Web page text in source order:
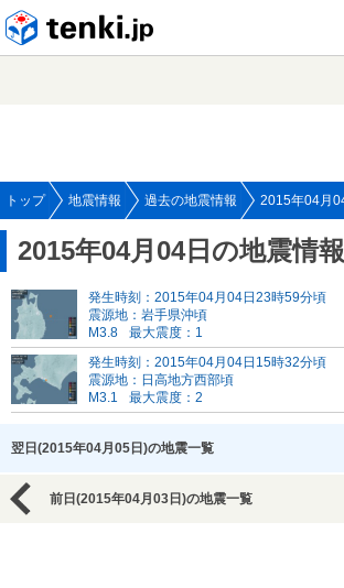
トップ 地震情報 過去の地震情報 2015年04月
2015年04月04日の地震情報
発生時刻：2015年04月04日23時59分頃
震源地：岩手県沖頃
M3.8
最大震度：1
発生時刻：2015年04月04日15時32分頃
震源地：日高地方西部頃
M3.1
最大震度：2
翌日(2015年04月05日)の地震一覧
前日(2015年04月03日)の地震一覧